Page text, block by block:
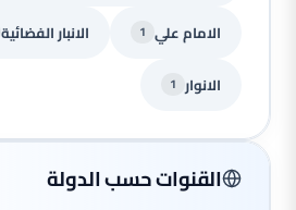
الامام علي 1 الانبار الفضائية
الانوار 1
القنوات حسب الدولة